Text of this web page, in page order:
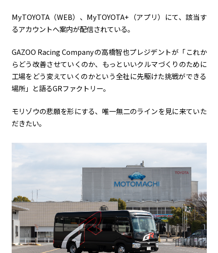
MyTOYOTA（WEB）、MyTOYOTA+（アプリ）にて、該当す
るアカウントへ案内が配信されている。
GAZOO Racing Companyの高橋智也プレジデントが「これか
らどう改善させていくのか、もっといいクルマづくりのために
工場をどう変えていくのかという全社に先駆けた挑戦ができる
場所」と語るGRファクトリー。
モリゾウの悲願を形にする、唯一無二のラインを見に来ていた
だきたい。